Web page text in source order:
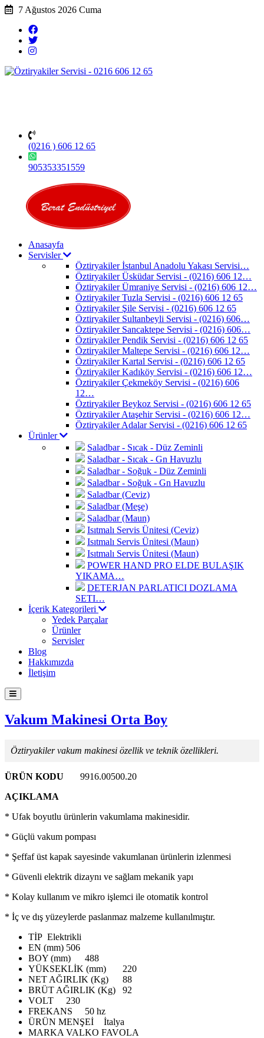
7 Ağustos 2026 Cuma
(0216 ) 606 12 65
905353351559
Anasayfa
Servisler
Öztiryakiler İstanbul Anadolu Yakası Servisi…
Öztiryakiler Üsküdar Servisi - (0216) 606 12…
Öztiryakiler Ümraniye Servisi - (0216) 606 12…
Öztiryakiler Tuzla Servisi - (0216) 606 12 65
Öztiryakiler Şile Servisi - (0216) 606 12 65
Öztiryakiler Sultanbeyli Servisi - (0216) 606…
Öztiryakiler Sancaktepe Servisi - (0216) 606…
Öztiryakiler Pendik Servisi - (0216) 606 12 65
Öztiryakiler Maltepe Servisi - (0216) 606 12…
Öztiryakiler Kartal Servisi - (0216) 606 12 65
Öztiryakiler Kadıköy Servisi - (0216) 606 12…
Öztiryakiler Çekmeköy Servisi - (0216) 606
12…
Öztiryakiler Beykoz Servisi - (0216) 606 12 65
Öztiryakiler Ataşehir Servisi - (0216) 606 12…
Öztiryakiler Adalar Servisi - (0216) 606 12 65
Ürünler
Saladbar - Sıcak - Düz Zeminli
Saladbar - Sıcak - Gn Havuzlu
Saladbar - Soğuk - Düz Zeminli
Saladbar - Soğuk - Gn Havuzlu
Saladbar (Ceviz)
Saladbar (Meşe)
Saladbar (Maun)
Isıtmalı Servis Ünitesi (Ceviz)
Isıtmalı Servis Ünitesi (Maun)
Isıtmalı Servis Ünitesi (Maun)
POWER HAND PRO ELDE BULAŞIK
YIKAMA…
DETERJAN PARLATICI DOZLAMA
SETI…
İçerik Kategorileri
Yedek Parçalar
Ürünler
Servisler
Blog
Hakkımızda
İletişim
Vakum Makinesi Orta Boy
Öztiryakiler vakum makinesi özellik ve teknik özellikleri.
ÜRÜN KODU
9916.00500.20
AÇIKLAMA
* Ufak boyutlu ürünlerin vakumlama makinesidir.
* Güçlü vakum pompası
* Şeffaf üst kapak sayesinde vakumlanan ürünlerin izlenmesi
* Güvenli elektrik dizaynı ve sağlam mekanik yapı
* Kolay kullanım ve mikro işlemci ile otomatik kontrol
* İç ve dış yüzeylerde paslanmaz malzeme kullanılmıştır.
TİP Elektrikli
EN (mm) 506
BOY (mm)
488
YÜKSEKLİK (mm)
220
NET AĞIRLIK (Kg)
88
BRÜT AĞIRLIK (Kg)
92
VOLT
230
FREKANS
50 hz
ÜRÜN MENŞEİ
İtalya
MARKA VALKO FAVOLA